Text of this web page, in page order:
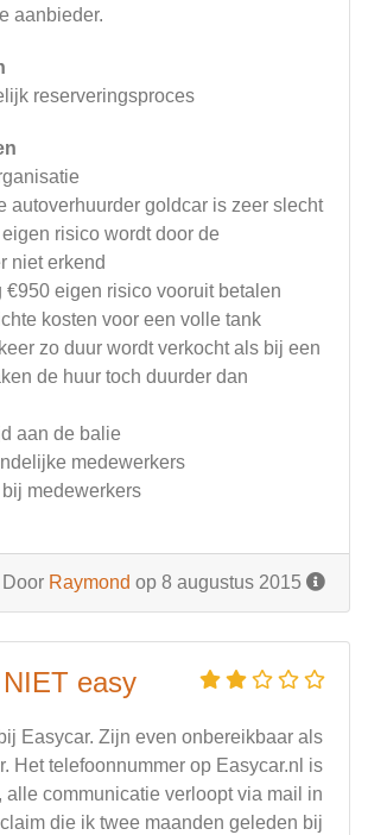
aanbieder.
reserveringsproces
autoverhuurder goldcar is zeer slecht
risico wordt door de
niet erkend
€950 eigen risico vooruit betalen
kosten voor een volle tank
zo duur wordt verkocht als bij een
de huur toch duurder dan
aan de balie
medewerkers
medewerkers
Door Raymond op 8 augustus 2015
easy
Easycar. Zijn even onbereikbaar als
Het telefoonnummer op Easycar.nl is
alle communicatie verloopt via mail in
die ik twee maanden geleden bij